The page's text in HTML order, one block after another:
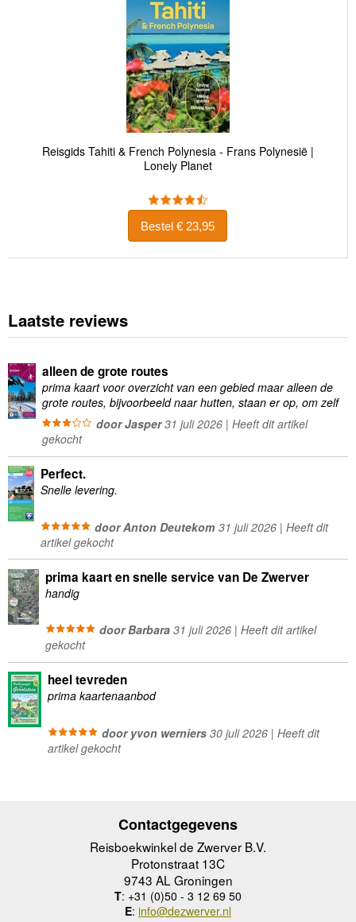
Reisgids Tahiti & French Polynesia - Frans Polynesië |
Lonely Planet
Bestel € 23,95
Laatste reviews
alleen de grote routes
prima kaart voor overzicht van een gebied maar alleen de
grote routes, bijvoorbeeld naar hutten, staan er op, om zelf
wandelingen te plannen minder geschikt
door Jasper31 juli 2026 | Heeft dit artikel
gekocht
Perfect.
Snelle levering.
door Anton Deutekom31 juli 2026 | Heeft dit
artikel gekocht
prima kaart en snelle service van De Zwerver
handig
door Barbara31 juli 2026 | Heeft dit artikel
gekocht
heel tevreden
prima kaartenaanbod
door yvon werniers30 juli 2026 | Heeft dit
artikel gekocht
Contactgegevens
Reisboekwinkel de Zwerver B.V.
Protonstraat 13C
9743 AL Groningen
T: +31 (0)50 - 3 12 69 50
E: info@dezwerver.nl